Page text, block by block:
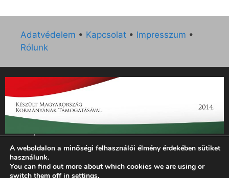
Adatvédelem • Kapcsolat • Impresszum •
Rólunk
„Az Új Ember katolikus hetilap 2014. évi működésének
támogatását az EGYH-KCP-14-P-0121 sz. támogatási
szerződés keretében 3 000 000 Ft összegben támogatta az
Emberi Erőforrások Minisztériuma.”
A weboldalon a minőségi felhasználói élmény érdekében sütiket
használunk.
You can find out more about which cookies we are using or
switch them off in settings.